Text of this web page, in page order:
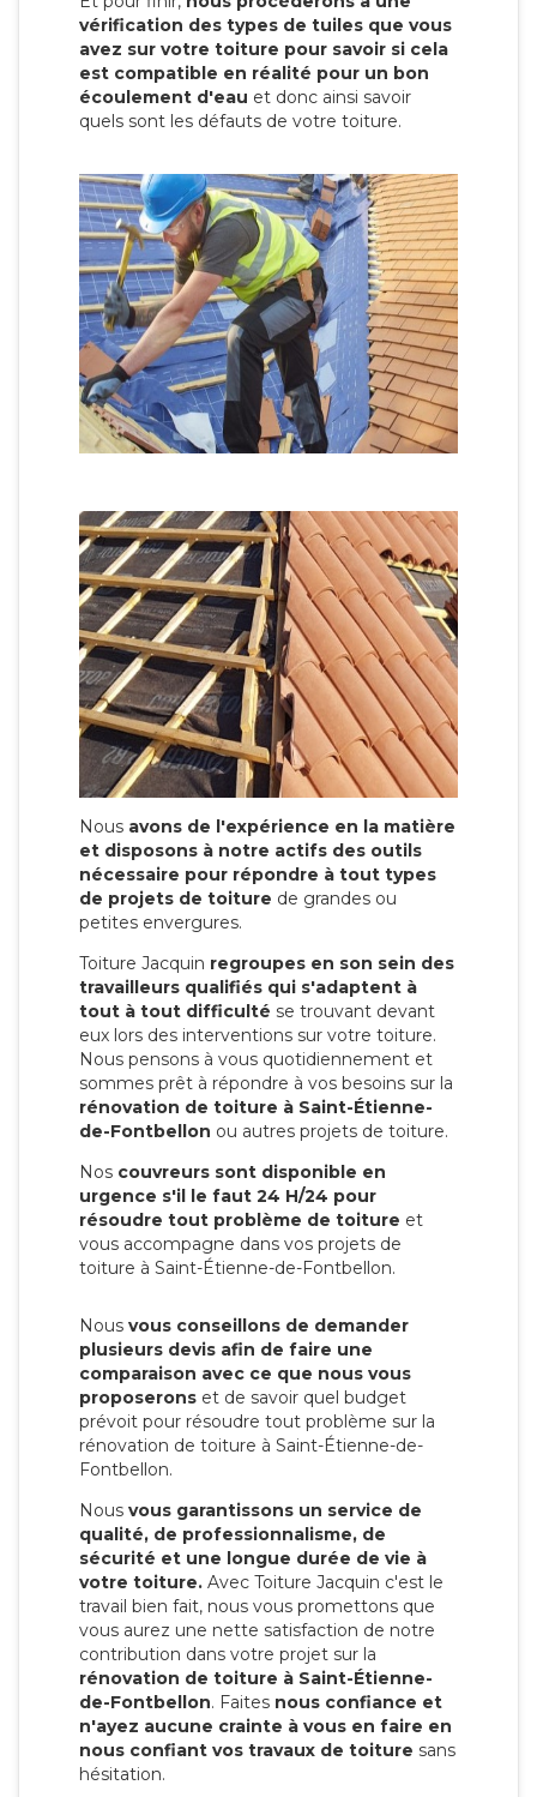
vérification des types de tuiles que vous
avez sur votre toiture pour savoir si cela
est compatible en réalité pour un bon
écoulement d'eau et donc ainsi savoir
quels sont les défauts de votre toiture.
Nous avons de l'expérience en la matière
et disposons à notre actifs des outils
nécessaire pour répondre à tout types
de projets de toiture de grandes ou
petites envergures.
Toiture Jacquin regroupes en son sein des
travailleurs qualifiés qui s'adaptent à
tout à tout difficulté se trouvant devant
eux lors des interventions sur votre toiture.
Nous pensons à vous quotidiennement et
sommes prêt à répondre à vos besoins sur la
rénovation de toiture à Saint-Étienne-
de-Fontbellon ou autres projets de toiture.
Nos couvreurs sont disponible en
urgence s'il le faut 24 H/24 pour
résoudre tout problème de toiture et
vous accompagne dans vos projets de
toiture à Saint-Étienne-de-Fontbellon.
Nous vous conseillons de demander
plusieurs devis afin de faire une
comparaison avec ce que nous vous
proposerons et de savoir quel budget
prévoit pour résoudre tout problème sur la
rénovation de toiture à Saint-Étienne-de-
Fontbellon.
Nous vous garantissons un service de
qualité, de professionnalisme, de
sécurité et une longue durée de vie à
votre toiture. Avec Toiture Jacquin c'est le
travail bien fait, nous vous promettons que
vous aurez une nette satisfaction de notre
contribution dans votre projet sur la
rénovation de toiture à Saint-Étienne-
de-Fontbellon. Faites nous confiance et
n'ayez aucune crainte à vous en faire en
nous confiant vos travaux de toiture sans
hésitation.